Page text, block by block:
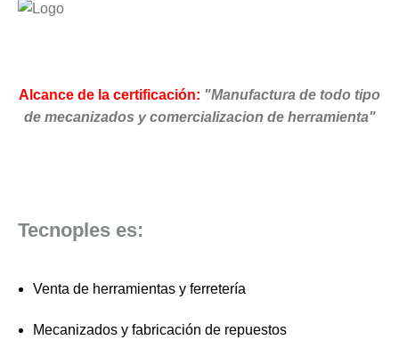
Alcance de la certificación: "Manufactura de todo tipo
de mecanizados y comercializacion de herramienta"
Tecnoples es:
Venta de herramientas y ferretería
Mecanizados y fabricación de repuestos